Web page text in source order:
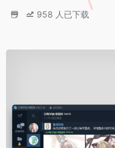
958 人已下载